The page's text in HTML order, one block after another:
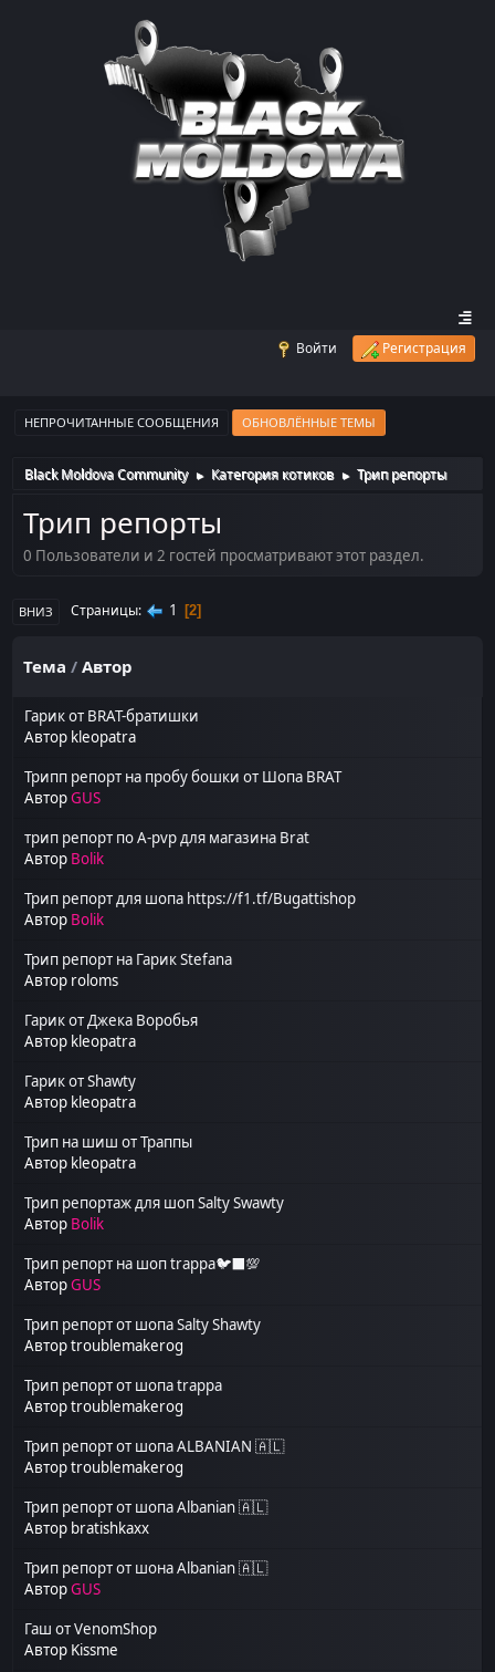
Войти Регистрация
НЕПРОЧИТАННЫЕ СООБЩЕНИЯ ОБНОВЛЁННЫЕ ТЕМЫ
Black Moldova Community ► Категория котиков ► Трип репорты
Трип репорты
0 Пользователи и 2 гостей просматривают этот раздел.
ВНИЗ Страницы 1 2
Тема /Автор
Гарик от BRAT-братишки
Автор kleopatra
Трипп репорт на пробу бошки от Шопа BRAT
АвторGUS
трип репорт по A-pvp для магазина Brat
Автор Bolik
Трип репорт для шопа https://f1.tf/Bugattishop
Автор Bolik
Трип репорт на Гарик Stefana
Автор roloms
Гарик от Джека Воробья
Автор kleopatra
Гарик от Shawty
Автор kleopatra
Трип на шиш от Траппы
Автор kleopatra
Трип репортаж для шоп Salty Swawty
Автор Bolik
Трип репорт на шоп trappa🐦‍⬛💯
АвторGUS
Трип репорт от шопа Salty Shawty
Авторtroublemakerog
Трип репорт от шопа trappa
Авторtroublemakerog
Трип репорт от шопа ALBANIAN 🇦🇱
Авторtroublemakerog
Трип репорт от шопа Albanian 🇦🇱
Автор bratishkaxx
Трип репорт от шона Albanian 🇦🇱
АвторGUS
Гаш от VenomShop
Автор Kissme